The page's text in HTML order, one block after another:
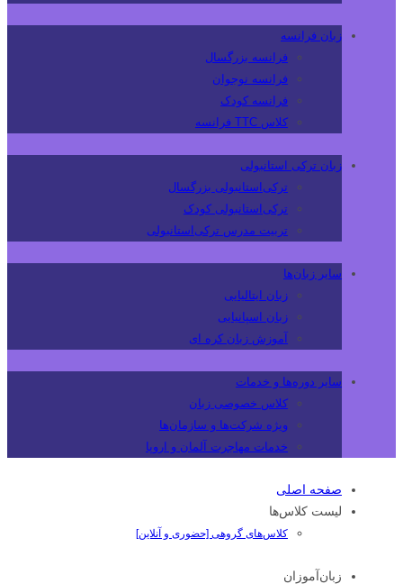
زبان فرانسه
فرانسه بزرگسال
فرانسه نوجوان
فرانسه کودک
کلاس TTC فرانسه
زبان ترکی استانبولی
ترکی‌استانبولی بزرگسال
ترکی‌استانبولی کودک
تربیت مدرس ترکی‌استانبولی
سایر زبان‌ها
زبان ایتالیایی
زبان اسپانیایی
آموزش زبان کره ای
سایر دوره‌ها و خدمات
کلاس خصوصی زبان
ویژه شرکت‌ها و سازمان‌ها
خدمات مهاجرت آلمان و اروپا
صفحه اصلی
لیست کلاس‌ها
کلاس‌های گروهی [حضوری و آنلاین]
زبان‌آموزان